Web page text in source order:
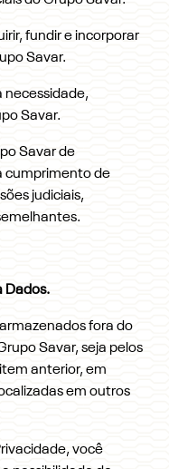
fundir e incorporar
Savar.
necessidade,
Savar.
Savar de
cumprimento de
judiciais,
Dados.
fora do
Savar, seja pelos
anterior, em
em outros
você